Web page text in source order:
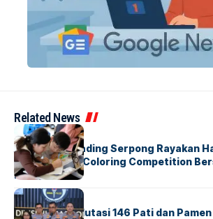
Related News
BERITAINDEX
Atria Hotel Gading Serpong Rayakan
Lewat Family Coloring Competition
Indonesia
BERITA
Mabes Polri Mutasi 146 Pati dan